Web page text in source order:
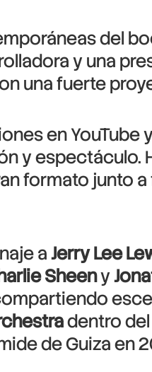
del
y una
una fuerte
en YouTube
y espectáculo.
formato junto
aJerry Lee
Sheeny
dentro
de Guiza en